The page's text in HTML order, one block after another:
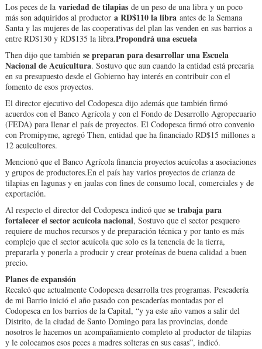
Los peces de la variedad de tilapiasde un peso de una libra y un poco
más son adquiridos al productor a RD$110 la libraantes de la Semana
Santa y las mujeres de las cooperativas del plan las venden en sus barrios a
entre RD$130 y RD$135 la libra.Propondrá una escuela
Then dijo que también se preparan para desarrollar una Escuela
Nacional de Acuicultura. Sostuvo que aun cuando la entidad está precaria
en su presupuesto desde el Gobierno hay interés en contribuir con el
fomento de esos proyectos.
El director ejecutivo del Codopesca dijo además que también firmó
acuerdos con el Banco Agrícola y con el Fondo de Desarrollo Agropecuario
(FEDA) para llenar el país de proyectos. El Codopesca firmó otro convenio
con Promipyme, agregó Then, entidad que ha financiado RD$15 millones a
12 acuicultores.
Mencionó que el Banco Agrícola financia proyectos acuícolas a asociaciones
y grupos de productores.En el país hay varios proyectos de crianza de
tilapias en lagunas y en jaulas con fines de consumo local, comerciales y de
exportación.
Al respecto el director del Codopesca indicó que se trabaja para
fortalecer el sector acuícola nacional, Sostuvo que el sector pesquero
requiere de muchos recursos y de preparación técnica y por tanto es más
complejo que el sector acuícola que solo es la tenencia de la tierra,
prepararla y ponerla a producir y crear proteínas de buena calidad a buen
precio.
Planes de expansión
Recalcó que actualmente Codopesca desarrolla tres programas. Pescadería
de mi Barrio inició el año pasado con pescaderías montadas por el
Codopesca en los barrios de la Capital, “y ya este año vamos a salir del
Distrito, de la ciudad de Santo Domingo para las provincias, donde
nosotros le hacemos un acompañamiento completo al productor de tilapias
y le colocamos esos peces a madres solteras en sus casas”, indicó.